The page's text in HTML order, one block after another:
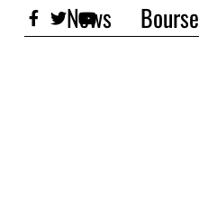
News Bourse